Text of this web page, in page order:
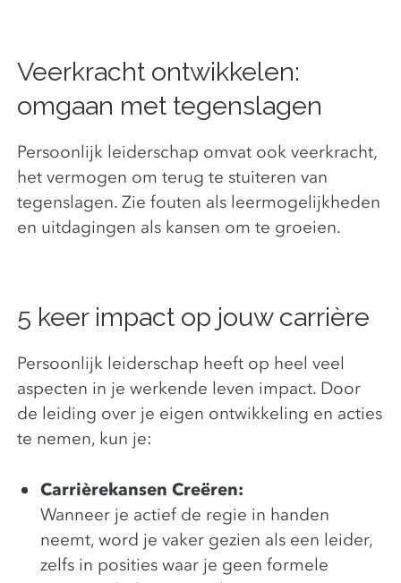
Veerkracht ontwikkelen:
omgaan met tegenslagen
Persoonlijk leiderschap omvat ook veerkracht,
het vermogen om terug te stuiteren van
tegenslagen. Zie fouten als leermogelijkheden
en uitdagingen als kansen om te groeien.
5 keer impact op jouw carrière
Persoonlijk leiderschap heeft op heel veel
aspecten in je werkende leven impact. Door
de leiding over je eigen ontwikkeling en acties
te nemen, kun je:
Carrièrekansen Creëren:
Wanneer je actief de regie in handen
neemt, word je vaker gezien als een leider,
zelfs in posities waar je geen formele